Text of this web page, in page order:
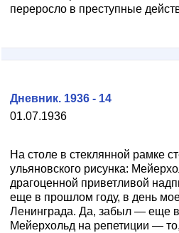
переросло в преступные
01.07.1936
Дневник. 1936 - 14
На столе в стеклянной рамке
ульяновского рисунка:
драгоценной приветливой
еще в прошлом году, в день
Ленинграда. Да, забыл — еще
Мейерхольд на репетиции —